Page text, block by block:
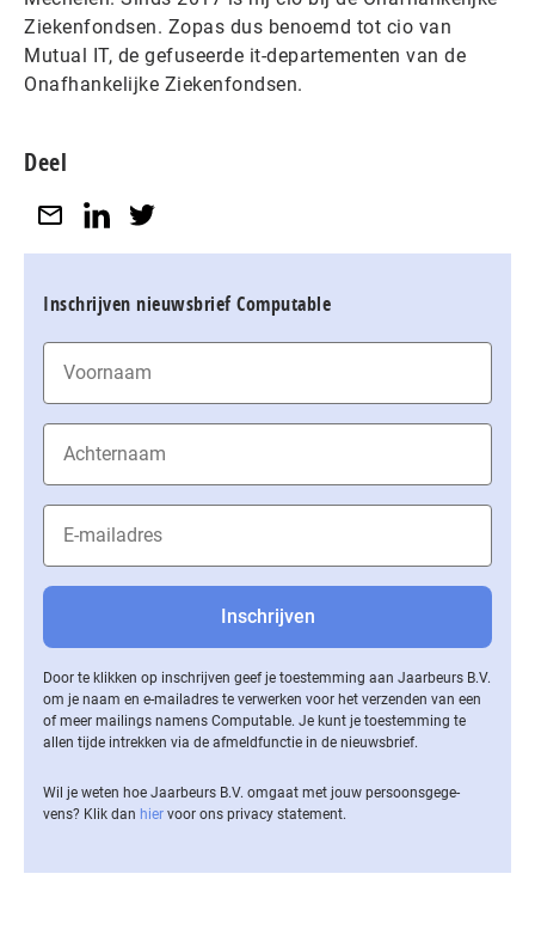
Ziekenfondsen. Zopas dus benoemd tot cio van
Mutual IT, de gefuseerde it-departementen van de
Onafhankelijke Ziekenfondsen.
Deel
Inschrijven nieuwsbrief Computable
Door te klikken op inschrijven geef je toestemming aan Jaarbeurs B.V.
om je naam en e-mailadres te verwerken voor het verzenden van een
of meer mailings namens Computable. Je kunt je toestemming te
allen tijde intrekken via de af­meld­func­tie in de nieuwsbrief.
Wil je weten hoe Jaarbeurs B.V. omgaat met jouw per­soons­ge­ge­
vens? Klik dan hier voor ons privacy statement.